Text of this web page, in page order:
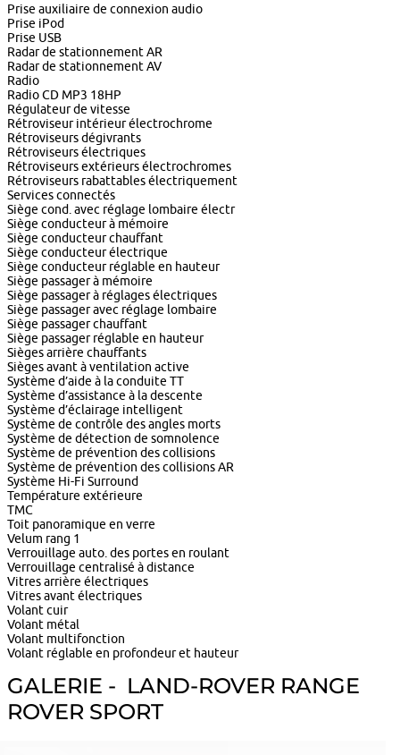
Prise auxiliaire de connexion audio
Prise iPod
Prise USB
Radar de stationnement AR
Radar de stationnement AV
Radio
Radio CD MP3 18HP
Régulateur de vitesse
Rétroviseur intérieur électrochrome
Rétroviseurs dégivrants
Rétroviseurs électriques
Rétroviseurs extérieurs électrochromes
Rétroviseurs rabattables électriquement
Services connectés
Siège cond. avec réglage lombaire électr
Siège conducteur à mémoire
Siège conducteur chauffant
Siège conducteur électrique
Siège conducteur réglable en hauteur
Siège passager à mémoire
Siège passager à réglages électriques
Siège passager avec réglage lombaire
Siège passager chauffant
Siège passager réglable en hauteur
Sièges arrière chauffants
Sièges avant à ventilation active
Système d’aide à la conduite TT
Système d’assistance à la descente
Système d’éclairage intelligent
Système de contrôle des angles morts
Système de détection de somnolence
Système de prévention des collisions
Système de prévention des collisions AR
Système Hi-Fi Surround
Température extérieure
TMC
Toit panoramique en verre
Velum rang 1
Verrouillage auto. des portes en roulant
Verrouillage centralisé à distance
Vitres arrière électriques
Vitres avant électriques
Volant cuir
Volant métal
Volant multifonction
Volant réglable en profondeur et hauteur
GALERIE - LAND-ROVER RANGE
ROVER SPORT